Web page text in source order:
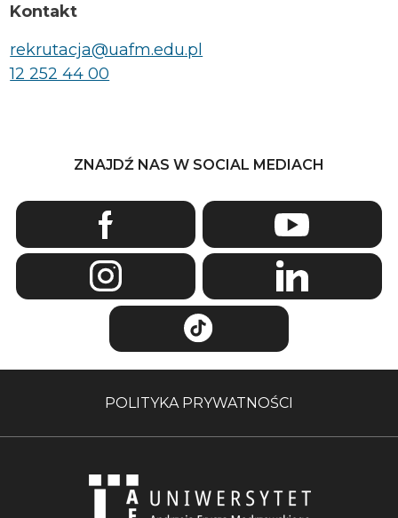
Kontakt
rekrutacja@uafm.edu.pl
12 252 44 00
ZNAJDŹ NAS W SOCIAL MEDIACH
POLITYKA PRYWATNOŚCI